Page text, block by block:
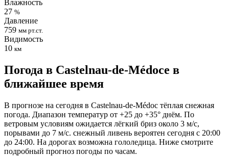
Влажность
27 %
Давление
759 мм рт.ст.
Видимость
10 км
Погода в Castelnau-de-Médocе в
ближайшее время
В прогнозе на сегодня в Castelnau-de-Médoc тёплая снежная
погода. Диапазон температур от +25 до +35° днём. По
ветровым условиям ожидается лёгкий бриз около 3 м/с,
порывами до 7 м/с. снежный ливень вероятен сегодня с 20:00
до 24:00. На дорогах возможна гололедица. Ниже смотрите
подробный прогноз погоды по часам.